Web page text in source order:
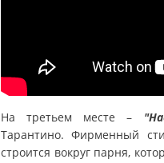
На третьем месте –
Тарантино. Фирменный
строится вокруг парня,